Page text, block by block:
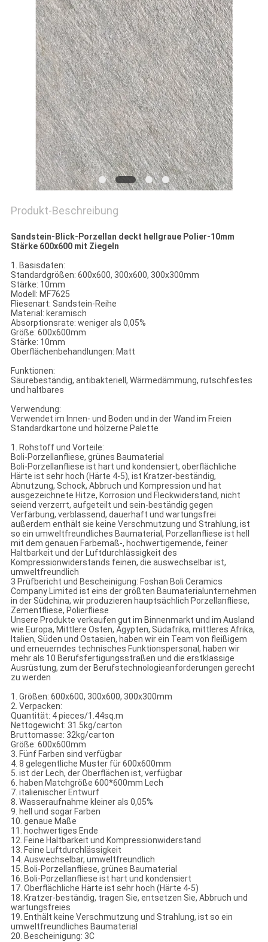
DATENSCHUTZRICHTLINIE
Produkt-Beschreibung
Sandstein-Blick-Porzellan deckt hellgraue Polier-10mm
Stärke 600x600 mit Ziegeln
1. Basisdaten:
Standardgrößen: 600x600, 300x600, 300x300mm
Stärke: 10mm
Modell: MF7625
Fliesenart: Sandstein-Reihe
Material: keramisch
Absorptionsrate: weniger als 0,05%
Größe: 600x600mm
Stärke: 10mm
Oberflächenbehandlungen: Matt
Funktionen:
Säurebeständig, antibakteriell, Wärmedämmung, rutschfestes
und haltbares
Verwendung:
Verwendet im Innen- und Boden und in der Wand im Freien
Standardkartone und hölzerne Palette
1. Rohstoff und Vorteile:
Boli-Porzellanfliese, grünes Baumaterial
Boli-Porzellanfliese ist hart und kondensiert, oberflächliche
Härte ist sehr hoch (Härte 4-5), ist Kratzer-beständig,
Abnutzung, Schock, Abbruch und Kompression und hat
ausgezeichnete Hitze, Korrosion und Fleckwiderstand, nicht
seiend verzerrt, aufgeteilt und sein-beständig gegen
Verfärbung, verblassend, dauerhaft und wartungsfrei
außerdem enthält sie keine Verschmutzung und Strahlung, ist
so ein umweltfreundliches Baumaterial, Porzellanfliese ist hell
mit dem genauen Farbemaß-, hochwertigemende, feiner
Haltbarkeit und der Luftdurchlässigkeit des
Kompressionwiderstands feinen, die auswechselbar ist,
umweltfreundlich
3 Prüfbericht und Bescheinigung: Foshan Boli Ceramics
Company Limited ist eins der größten Baumaterialunternehmen
in der Südchina, wir produzieren hauptsächlich Porzellanfliese,
Zementfliese, Polierfliese
Unsere Produkte verkaufen gut im Binnenmarkt und im Ausland
wie Europa, Mittlere Osten, Ägypten, Südafrika, mittleres Afrika,
Italien, Süden und Ostasien, haben wir ein Team von fleißigem
und erneuerndes technisches Funktionspersonal, haben wir
mehr als 10 Berufsfertigungsstraßen und die erstklassige
Ausrüstung, zum der Berufstechnologieanforderungen gerecht
zu werden
1. Größen: 600x600, 300x600, 300x300mm
2. Verpacken:
Quantität: 4 pieces/1.44sq.m
Nettogewicht: 31.5kg/carton
Bruttomasse: 32kg/carton
Größe: 600x600mm
3. Fünf Farben sind verfügbar
4. 8 gelegentliche Muster für 600x600mm
5. ist der Lech, der Oberflächen ist, verfügbar
6. haben Matchgröße 600*600mm Lech
7. italienischer Entwurf
8. Wasseraufnahme kleiner als 0,05%
9. hell und sogar Farben
10. genaue Maße
11. hochwertiges Ende
12. Feine Haltbarkeit und Kompressionwiderstand
13. Feine Luftdurchlässigkeit
14. Auswechselbar, umweltfreundlich
15. Boli-Porzellanfliese, grünes Baumaterial
16. Boli-Porzellanfliese ist hart und kondensiert
17. Oberflächliche Härte ist sehr hoch (Härte 4-5)
18. Kratzer-beständig, tragen Sie, entsetzen Sie, Abbruch und
wartungsfreies
19. Enthält keine Verschmutzung und Strahlung, ist so ein
umweltfreundliches Baumaterial
20. Bescheinigung: 3C